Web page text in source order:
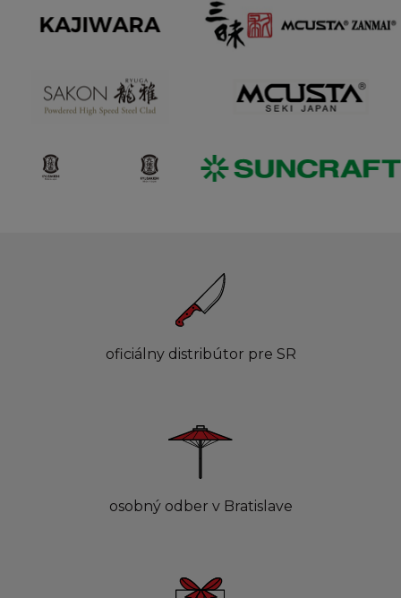
oficiálny distribútor pre SR
osobný odber v Bratislave